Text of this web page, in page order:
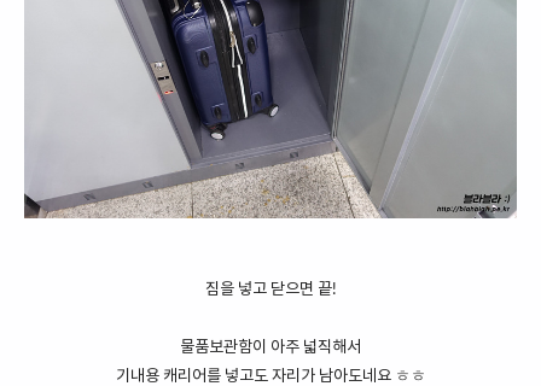
짐을 넣고 닫으면 끝!
물품보관함이 아주 넓직해서
기내용 캐리어를 넣고도 자리가 남아도네요 ㅎㅎ